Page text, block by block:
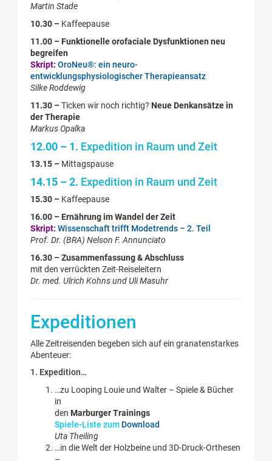
Martin Stade
10.30 – Kaffeepause
11.00 – Funktionelle orofaciale Dysfunktionen neu
begreifen
Skript: OroNeu®: ein neuro-
entwicklungsphysiologischer Therapieansatz
Silke Roddewig
11.30 – Ticken wir noch richtig? Neue Denkansätze in
der Therapie
Markus Opalka
12.00 – 1. Expedition in Raum und Zeit
13.15 – Mittagspause
14.15 – 2. Expedition in Raum und Zeit
15.30 – Kaffeepause
16.00 – Ernährung im Wandel der Zeit
Skript: Wissenschaft trifft Modetrends – 2. Teil
Prof. Dr. (BRA) Nelson F. Annunciato
16.30 – Zusammenfassung & Abschluss
mit den verrückten Zeit-Reiseleitern
Dr. med. Ulrich Kohns und Uli Masuhr
Expeditionen
Alle Zeitreisenden begeben sich auf ein granatenstarkes
Abenteuer:
1. Expedition…
…zu Looping Louie und Walter – Spiele & Bücher
in
den Marburger Trainings
Spiele-Liste zum Download
Uta Theiling
…in die Welt der Holzbeine und 3D-Druck-Orthesen
–